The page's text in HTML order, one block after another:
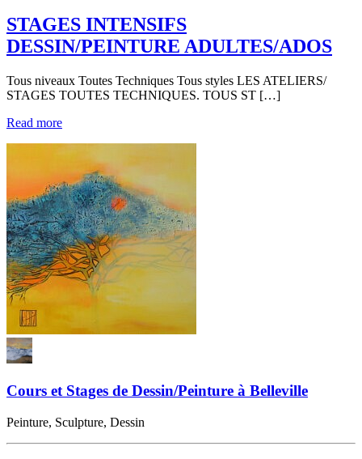
STAGES INTENSIFS
DESSIN/PEINTURE ADULTES/ADOS
Tous niveaux Toutes Techniques Tous styles LES ATELIERS/
STAGES TOUTES TECHNIQUES. TOUS ST […]
Read more
Cours et Stages de Dessin/Peinture à Belleville
Peinture, Sculpture, Dessin